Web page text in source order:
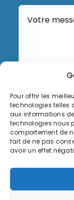
Pour offrir les
technologies telles
aux informations
technologies nous
comportement de
fait de ne pas
avoir un effet
Envoyer